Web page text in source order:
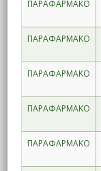
ΠΑΡΑΦΑΡΜΑΚΟ
ΠΑΡΑΦΑΡΜΑΚΟ
ΠΑΡΑΦΑΡΜΑΚΟ
ΠΑΡΑΦΑΡΜΑΚΟ
ΠΑΡΑΦΑΡΜΑΚΟ